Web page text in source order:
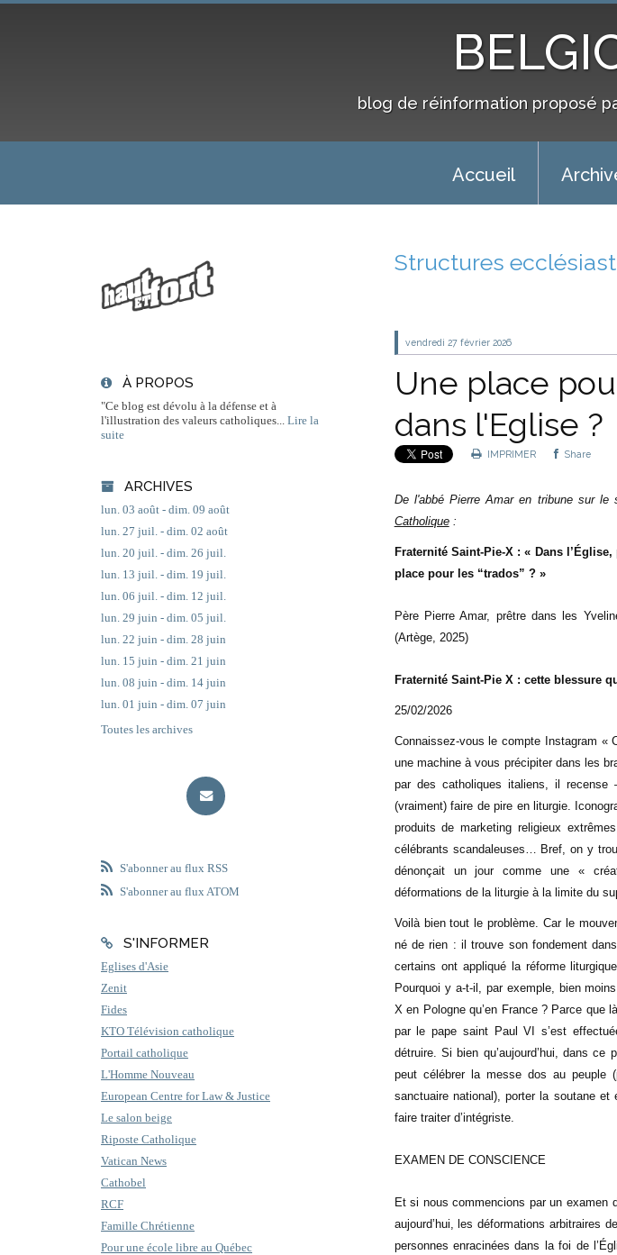
blog de réinformation proposé
Accueil
À PROPOS
"Ce blog est dévolu à la défense et à
l'illustration des valeurs catholiques...
Lire la
suite
ARCHIVES
lun. 03 août - dim. 09 août
lun. 27 juil. - dim. 02 août
lun. 20 juil. - dim. 26 juil.
lun. 13 juil. - dim. 19 juil.
lun. 06 juil. - dim. 12 juil.
lun. 29 juin - dim. 05 juil.
lun. 22 juin - dim. 28 juin
lun. 15 juin - dim. 21 juin
lun. 08 juin - dim. 14 juin
lun. 01 juin - dim. 07 juin
Toutes les archives
S'abonner au flux RSS
S'abonner au flux ATOM
S'INFORMER
Eglises d'Asie
Zenit
Fides
KTO Télévision catholique
Portail catholique
L'Homme Nouveau
European Centre for Law & Justice
Le salon beige
Riposte Catholique
Vatican News
Cathobel
RCF
Famille Chrétienne
Pour une école libre au Québec
Structures
vendredi 27 février 2026
Une place
dans l'Eglise ?
IMPRIMER Share
De l'abbé Pierre Amar en tribune sur le
Catholique:
Fraternité Saint-Pie-X : « Dans
place pour les “trados” ? »
Père Pierre Amar, prêtre dans les
(Artège, 2025)
Fraternité Saint-Pie X : cette blessure
25/02/2026
Connaissez-vous le compte Instagram «
une machine à vous précipiter dans les
par des catholiques italiens, il recense
(vraiment) faire de pire en liturgie.
produits de marketing religieux
célébrants scandaleuses… Bref, on y
dénonçait un jour comme une «
déformations de la liturgie à la limite du
Voilà bien tout le problème. Car le
né de rien : il trouve son fondement
certains ont appliqué la réforme
Pourquoi y a-t-il, par exemple, bien
X en Pologne qu’en France ? Parce que
par le pape saint Paul VI s’est
détruire. Si bien qu’aujourd’hui, dans
peut célébrer la messe dos au peuple
sanctuaire national), porter la soutane
faire traiter d’intégriste.
EXAMEN DE CONSCIENCE
Et si nous commencions par un examen
aujourd’hui, les déformations arbitraires
personnes enracinées dans la foi de